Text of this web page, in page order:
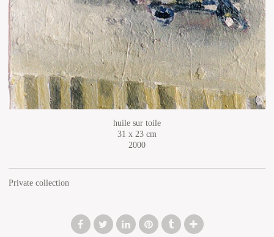
huile sur toile
31 x 23 cm
2000
Private collection